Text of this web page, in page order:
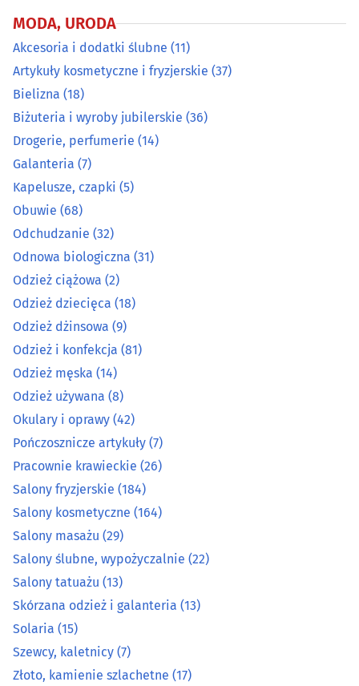
Odzież dżinsowa(9)
Odzież i konfekcja(81)
Odzież męska(14)
Odzież używana
Okulary i oprawy(42)
Pończosznicze artykuły
Pracownie krawieckie
Salony fryzjerskie(184)
Salony kosmetyczne (164)
Salony masażu(29)
Salony ślubne, wypożyczalnie
Salony tatuażu (13)
Skórzana odzież i galanteria
Solaria (15)
Szewcy, kaletnicy (7)
Złoto, kamienie szlachetne
MODA, URODA
Akcesoria i dodatki ślubne (11)
Artykuły kosmetyczne i fryzjerskie (37)
Bielizna (18)
Biżuteria i wyroby jubilerskie (36)
Drogerie, perfumerie (14)
Galanteria (7)
Kapelusze, czapki (5)
Obuwie (68)
Odchudzanie (32)
Odnowa biologiczna (31)
Odzież ciążowa (2)
Odzież dziecięca (18)
Odzież dżinsowa (9)
Odzież i konfekcja (81)
Odzież męska (14)
Odzież używana (8)
Okulary i oprawy (42)
Pończosznicze artykuły (7)
Pracownie krawieckie (26)
Salony fryzjerskie (184)
Salony kosmetyczne (164)
Salony masażu (29)
Salony ślubne, wypożyczalnie (22)
Salony tatuażu (13)
Skórzana odzież i galanteria (13)
Solaria (15)
Szewcy, kaletnicy (7)
Złoto, kamienie szlachetne (17)